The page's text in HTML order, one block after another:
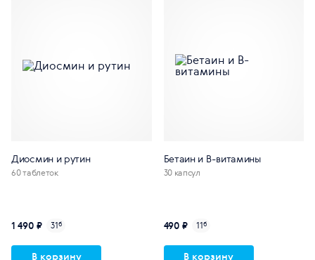
Диосмин и рутин
60 таблеток
1 490 ₽ 31б
В корзину
Бетаин и В-витамины
30 капсул
490 ₽ 11б
В корзину